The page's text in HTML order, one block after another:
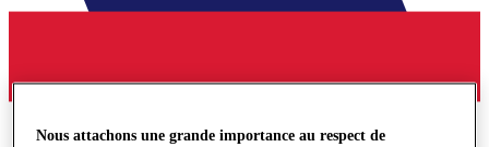
Nous attachons une grande importance au respect de